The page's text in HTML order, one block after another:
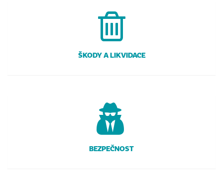
ŠKODY A LIKVIDACE
BEZPEČNOST